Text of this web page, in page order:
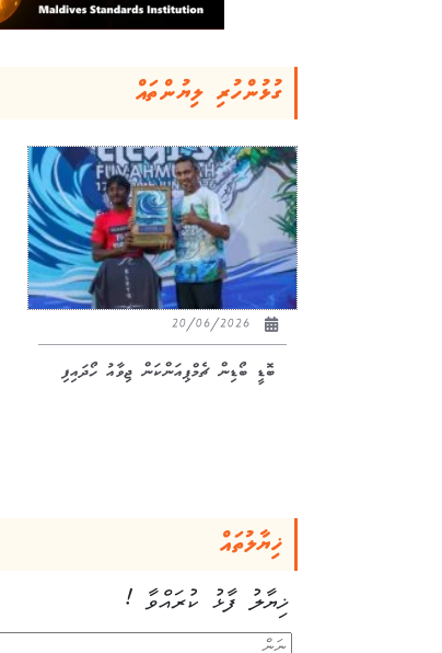
ގުޅުންހުރި ލިޔުންތައް
20/06/2026
ބޮޑީ ބޯޑިން ޗެމްޕިއަންކަން ޖިވާއު ހޯދައިފި
ޚިޔާލުތައް
ޚިޔާލު ފާޅު ކުރައްވާ !